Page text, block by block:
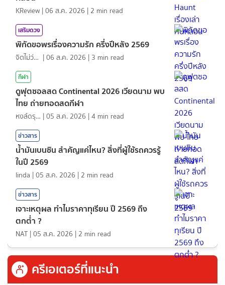
KReview |06 ส.ค. 2026 | 2 min read
เสริมดวง
พิกัดขอพรเรื่องความรัก ครึ่งปีหลัง 2569
จิตไม่ว่าง |06 ส.ค. 2026 | 3 min read
กีฬา
ดูฟุตซอลสด Continental 2026 เวียดนาม พบ
ไทย ถ่ายทอดสดกีฬา
หงส์ดรุณ |05 ส.ค. 2026 |4 min read
ข่าวสาร
น้ำมันเบนซิน สำคัญแค่ไหน? สิ่งที่ผู้ใช้รถควรรู้
ในปี 2569
linda |05 ส.ค. 2026 | 2 min read
ข่าวสาร
เจาะเหตุผล ทำไมราคาทุเรียน ปี 2569 ถึง
ตกต่ำ ?
NAT |05 ส.ค. 2026 | 2 min read
ครีเอเตอร์ที่แนะนำ